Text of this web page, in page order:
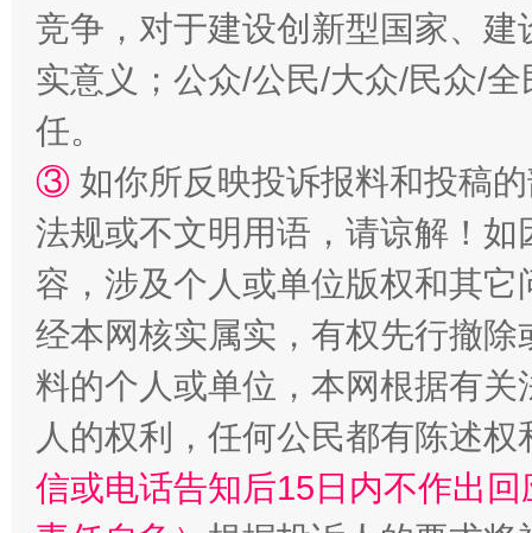
漫山遍野的桃花与雪山、麦地、白藏房 除
招工难、用工荒背后
竞争，对于建设创新型国家、
实意义；公众/公民/大众/民众/
任。
③ 如你所反映投诉报料和投稿
法规或不文明用语，请谅解！
容，涉及个人或单位版权和其它
经本网核实属实，有权先行撤
料的个人或单位，本网根据有
人的权利，任何公民都有陈述
信或电话告知后15日内不作出